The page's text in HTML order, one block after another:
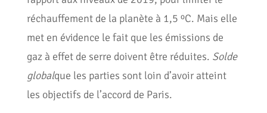
réchauffement de la planète à 1,5 ºC. Mais elle
met en évidence le fait que les émissions de
gaz à effet de serre doivent être réduites. Solde
globalque les parties sont loin d’avoir atteint
les objectifs de l’accord de Paris.